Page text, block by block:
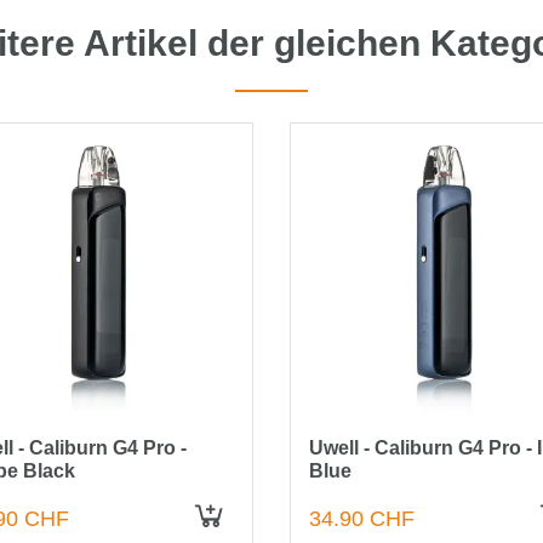
Artikel der gleichen
- Caliburn G4 Pro -
Black
CHF
Uwell - Caliburn G4 Pro -
Blue
34.90 CHF